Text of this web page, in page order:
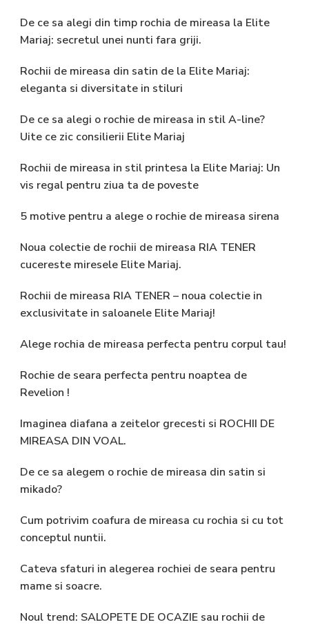
De ce sa alegi din timp rochia de mireasa la Elite
Mariaj: secretul unei nunti fara griji.
Rochii de mireasa din satin de la Elite Mariaj:
eleganta si diversitate in stiluri
De ce sa alegi o rochie de mireasa in stil A-line?
Uite ce zic consilierii Elite Mariaj
Rochii de mireasa in stil printesa la Elite Mariaj: Un
vis regal pentru ziua ta de poveste
5 motive pentru a alege o rochie de mireasa sirena
Noua colectie de rochii de mireasa RIA TENER
cucereste miresele Elite Mariaj.
Rochii de mireasa RIA TENER – noua colectie in
exclusivitate in saloanele Elite Mariaj!
Alege rochia de mireasa perfecta pentru corpul tau!
Rochie de seara perfecta pentru noaptea de
Revelion !
Imaginea diafana a zeitelor grecesti si ROCHII DE
MIREASA DIN VOAL.
De ce sa alegem o rochie de mireasa din satin si
mikado?
Cum potrivim coafura de mireasa cu rochia si cu tot
conceptul nuntii.
Cateva sfaturi in alegerea rochiei de seara pentru
mame si soacre.
Noul trend: SALOPETE DE OCAZIE sau rochii de